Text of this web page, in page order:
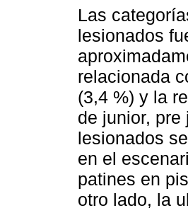
Las
lesionados
relacionada
(3,4 %) y la
de junior,
lesionados
en el
patines en
otro lado, la